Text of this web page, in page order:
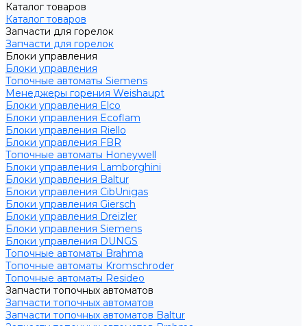
Каталог товаров
Каталог товаров
Запчасти для горелок
Запчасти для горелок
Блоки управления
Блоки управления
Топочные автоматы Siemens
Менеджеры горения Weishaupt
Блоки управления Elco
Блоки управления Ecoflam
Блоки управления Riello
Блоки управления FBR
Топочные автоматы Honeywell
Блоки управления Lamborghini
Блоки управления Baltur
Блоки управления CibUnigas
Блоки управления Giersch
Блоки управления Dreizler
Блоки управления Siemens
Блоки управления DUNGS
Топочные автоматы Brahma
Топочные автоматы Kromschroder
Топочные автоматы Resideo
Запчасти топочных автоматов
Запчасти топочных автоматов
Запчасти топочных автоматов Baltur